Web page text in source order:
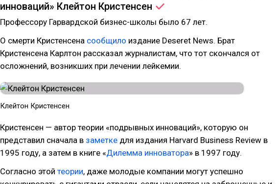
инноваций» Клейтон Кристенсен
Профессору Гарвардской бизнес-школы было 67 лет.
О смерти Кристенсена сообщило издание Deseret News. Брат
Кристенсена Карлтон рассказал журналистам, что тот скончался от
осложнений, возникших при лечении лейкемии.
Клейтон Кристенсен
Кристенсен — автор теории «подрывных инноваций», которую он
представил сначала в заметке для издания Harvard Business Review в
1995 году, а затем в книге «Дилемма инноватора» в 1997 году.
Согласно этой теории, даже молодые компании могут успешно